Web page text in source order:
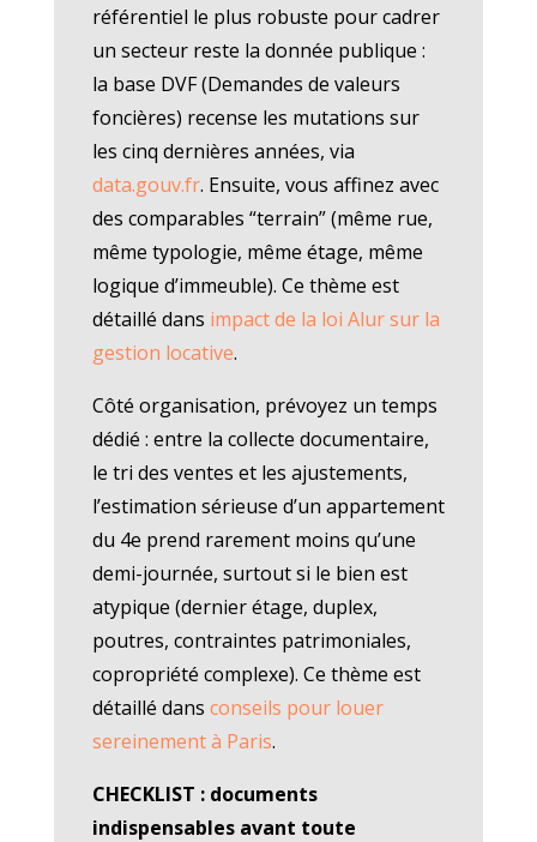
référentiel le plus robuste pour cadrer
un secteur reste la donnée publique :
la base DVF (Demandes de valeurs
foncières) recense les mutations sur
les cinq dernières années, via
data.gouv.fr. Ensuite, vous affinez avec
des comparables “terrain” (même rue,
même typologie, même étage, même
logique d’immeuble). Ce thème est
détaillé dans impact de la loi Alur sur la
gestion locative.
Côté organisation, prévoyez un temps
dédié : entre la collecte documentaire,
le tri des ventes et les ajustements,
l’estimation sérieuse d’un appartement
du 4e prend rarement moins qu’une
demi-journée, surtout si le bien est
atypique (dernier étage, duplex,
poutres, contraintes patrimoniales,
copropriété complexe). Ce thème est
détaillé dans conseils pour louer
sereinement à Paris.
CHECKLIST : documents
indispensables avant toute